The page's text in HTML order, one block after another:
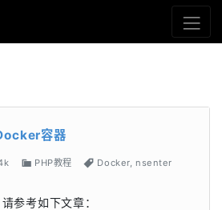
容器
PHP教程 Docker, nsenter
参考如下文章：